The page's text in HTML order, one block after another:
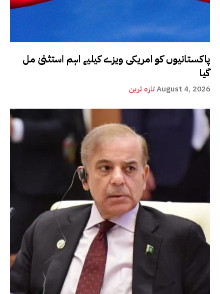
پاکستانیوں کو امریکی ویزے کیلیے اہم استثنیٰ مل
گیا
تازہ ترینAugust 4, 2026